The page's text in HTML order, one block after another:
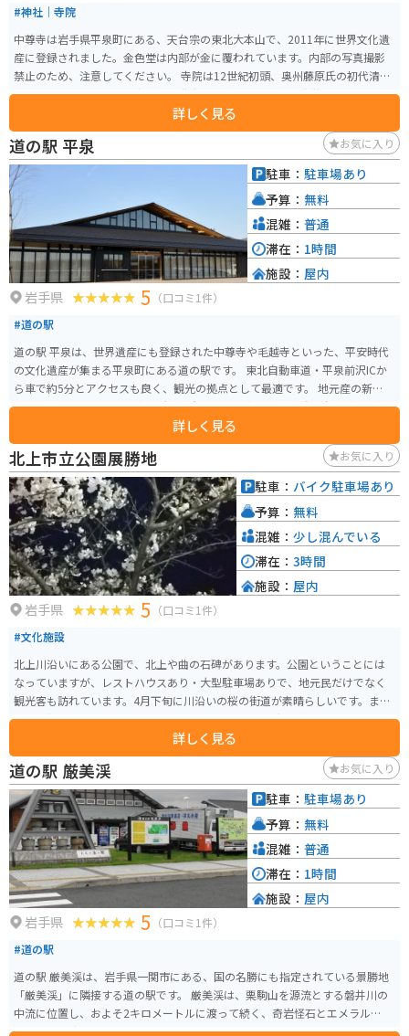
#神社｜寺院
中尊寺は岩手県平泉町にある、天台宗の東北大本山で、2011年に世界文化遺
産に登録されました。金色堂は内部が金に覆われています。内部の写真撮影
禁止のため、注意してください。 寺院は12世紀初頭、奥州藤原氏の初代清衡
公によって建立され、多宝塔や二階大堂など多くの堂塔が造営されました。
その目的は、前九年役・後三年役という長い戦乱で亡くなった人々の霊を慰
め、仏国土を建築することでした。 14世紀に堂塔の多くは焼失しましたが、
金色堂をはじめとする3000点以上の国宝や重要文化財が現存し、東日本随一
の平安仏教美術の宝庫とされています。 中尊寺の表参道である月見坂は樹齢3
50～400年の杉が並び、その多くは江戸時代に伊達藩によって植樹されたも
のです。月見坂を登ると、本堂の手前左側に「弁慶堂」（正式には「愛宕
堂」とも呼ばれる）があり、武蔵坊弁慶の木像や弁慶と義経にまつわる像が
安置されています。 拝観時間は3月1日から11月3日までが8:30～17:00、11月
4日から2月末日までが8:30～16:30です。拝観料は大人800円、高校生500
円、中学生300円、小学生200円です。
詳しく見る
道の駅 平泉 お気に入り
岩手県 5 （口コミ1件）
#道の駅
道の駅 平泉は、世界遺産にも登録された中尊寺や毛越寺といった、平安時代
の文化遺産が集まる平泉町にある道の駅です。 東北自動車道・平泉前沢ICか
ら車で約5分とアクセスも良く、観光の拠点として最適です。 地元産の新鮮な
野菜や果物が並ぶ農産物直売所や、岩手県産の南部鉄器や秀衡塗などの工芸
品を扱う物産館、平泉の郷土料理や麺類が味わえるレストランなどがありま
す。 バイクで訪れる場合、広い駐車場があるので安心して駐車できます。 平
泉は、金色堂で有名な中尊寺をはじめ、浄土庭園が美しい毛越寺など、歴史
的な建造物や庭園が多く残されています。 周辺には、柳之御所資料館や達谷
窟など、見どころもたくさんあります。 また、わんこそばやひっつみなどの
郷土料理もおすすめです。 平泉は、歴史と自然、食を満喫できる魅力的な観
光地です。
詳しく見る
駐車： 駐車場あり
予算： 無料
混雑： 普通
滞在： 1時間
施設： 屋内
北上市立公園展勝地 お気に入り
岩手県 5 （口コミ1件）
#文化施設
北上川沿いにある公園で、北上や曲の石碑があります。公園ということには
なっていますが、レストハウスあり・大型駐車場ありで、地元民だけでなく
観光客も訪れています。4月下旬に川沿いの桜の街道が素晴らしいです。ま
た、毎朝つきたての餅をレストハウスで食べることも持ち帰ることもできま
す。くるみ餅が絶品です。一人で行っても家族や友人と行っても、十分楽しめ
る場所です。
詳しく見る
駐車： バイク駐車場あり
予算： 無料
混雑： 少し混んでいる
滞在： 3時間
施設： 屋内
道の駅 厳美渓 お気に入り
岩手県 5 （口コミ1件）
#道の駅
道の駅 厳美渓は、岩手県一関市にある、国の名勝にも指定されている景勝地
「厳美渓」に隣接する道の駅です。 厳美渓は、栗駒山を源流とする磐井川の
中流に位置し、およそ2キロメートルに渡って続く、奇岩怪石とエメラルドグ
リーンの渓流が織りなす美しい渓谷です。 道の駅には、地元の特産品を販売
駐車： 駐車場あり
予算： 無料
混雑： 普通
滞在： 1時間
施設： 屋内